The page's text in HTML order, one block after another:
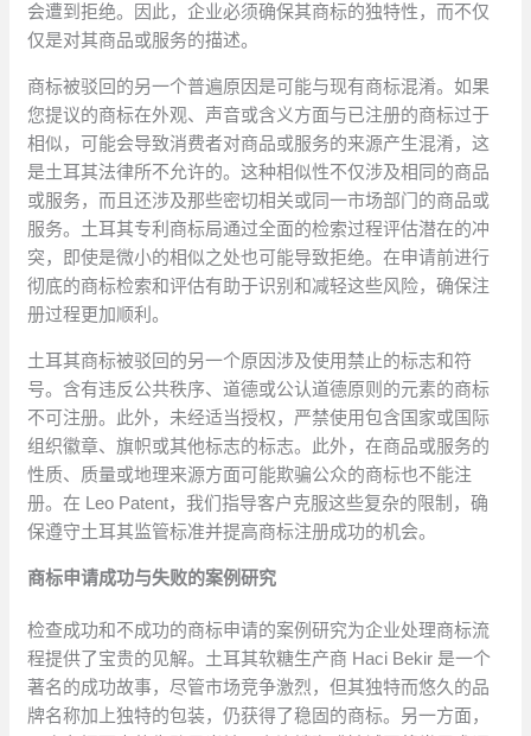
会遭到拒绝。因此，企业必须确保其商标的独特性，而不仅
仅是对其商品或服务的描述。
商标被驳回的另一个普遍原因是可能与现有商标混淆。如果
您提议的商标在外观、声音或含义方面与已注册的商标过于
相似，可能会导致消费者对商品或服务的来源产生混淆，这
是土耳其法律所不允许的。这种相似性不仅涉及相同的商品
或服务，而且还涉及那些密切相关或同一市场部门的商品或
服务。土耳其专利商标局通过全面的检索过程评估潜在的冲
突，即使是微小的相似之处也可能导致拒绝。在申请前进行
彻底的商标检索和评估有助于识别和减轻这些风险，确保注
册过程更加顺利。
土耳其商标被驳回的另一个原因涉及使用禁止的标志和符
号。含有违反公共秩序、道德或公认道德原则的元素的商标
不可注册。此外，未经适当授权，严禁使用包含国家或国际
组织徽章、旗帜或其他标志的标志。此外，在商品或服务的
性质、质量或地理来源方面可能欺骗公众的商标也不能注
册。在 Leo Patent，我们指导客户克服这些复杂的限制，确
保遵守土耳其监管标准并提高商标注册成功的机会。
商标申请成功与失败的案例研究
检查成功和不成功的商标申请的案例研究为企业处理商标流
程提供了宝贵的见解。土耳其软糖生产商 Haci Bekir 是一个
著名的成功故事，尽管市场竞争激烈，但其独特而悠久的品
牌名称加上独特的包装，仍获得了稳固的商标。另一方面，